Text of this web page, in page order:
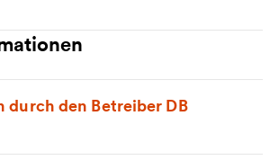
durch den Betreiber DB